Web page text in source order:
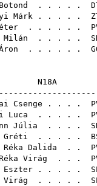
. . . . .
Márk . . . . .
. . . . . .
Milán . . . . .
. . . . . .
Csenge . . . .
Luca . . . . .
Júlia . . . .
Gréti . . . . .
Dalida . .
Virág . . .
Eszter . . . . .
Virág . . . . .